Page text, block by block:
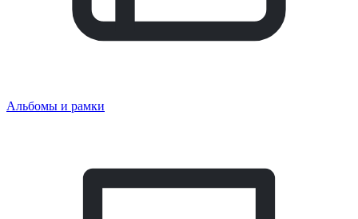
Альбомы и рамки